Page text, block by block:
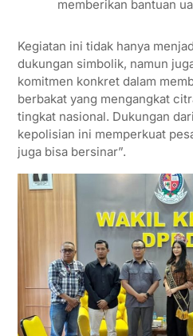
memberikan bantuan
Kegiatan ini tidak hanya
dukungan simbolik, namun
komitmen konkret dalam
berbakat yang mengangkat
tingkat nasional. Dukungan
kepolisian ini memperkuat
juga bisa bersinar”.